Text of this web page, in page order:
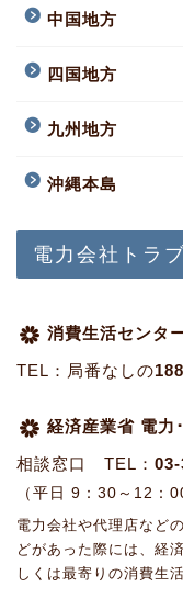
中国地方
四国地方
九州地方
沖縄本島
電力会社トラ
消費生活センタ
TEL：局番なしの188
経済産業省 電力
相談窓口 TEL：
（平日 9：30～12：
電力会社や代理店など
どがあった際には、経
しくは最寄りの消費生